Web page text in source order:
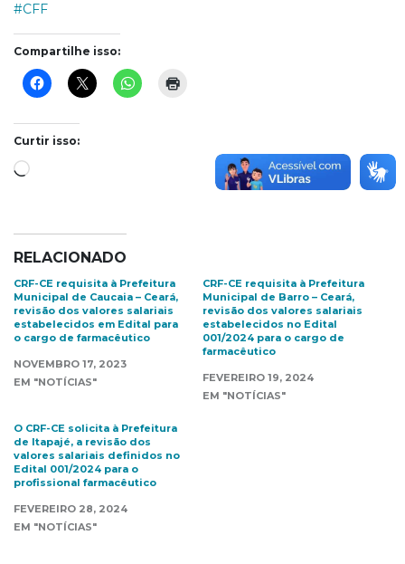
#CFF
Compartilhe isso:
Curtir isso:
Carregando...
RELACIONADO
CRF-CE requisita à Prefeitura
Municipal de Caucaia – Ceará,
revisão dos valores salariais
estabelecidos em Edital para
o cargo de farmacêutico
NOVEMBRO 17, 2023
EM "NOTÍCIAS"
CRF-CE requisita à Prefeitura
Municipal de Barro – Ceará,
revisão dos valores salariais
estabelecidos no Edital
001/2024 para o cargo de
farmacêutico
FEVEREIRO 19, 2024
EM "NOTÍCIAS"
O CRF-CE solicita à Prefeitura
de Itapajé, a revisão dos
valores salariais definidos no
Edital 001/2024 para o
profissional farmacêutico
FEVEREIRO 28, 2024
EM "NOTÍCIAS"